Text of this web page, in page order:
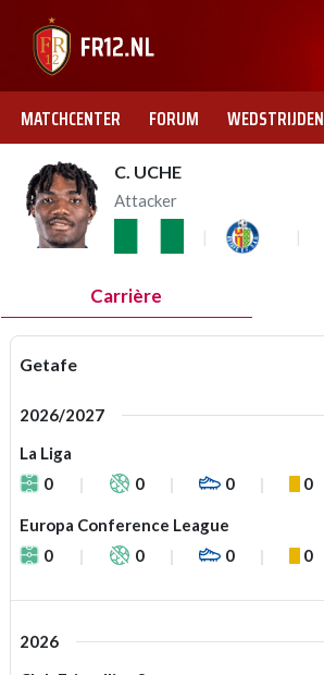
MATCHCENTER FORUM WEDSTRIJDEN
C. UCHE
Attacker
Carrière
Getafe
2026/2027
La Liga
0
0 0 0
Europa Conference League
0
0 0 0
2026